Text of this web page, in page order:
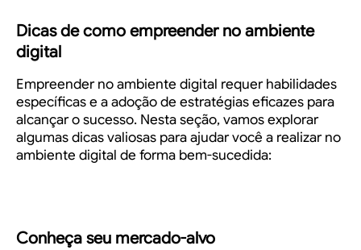
Dicas de como empreender no ambiente
digital
Empreender no ambiente digital requer habilidades
específicas e a adoção de estratégias eficazes para
alcançar o sucesso. Nesta seção, vamos explorar
algumas dicas valiosas para ajudar você a realizar no
ambiente digital de forma bem-sucedida:
Conheça seu mercado-alvo